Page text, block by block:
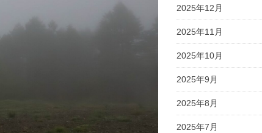
2025年12月
2025年11月
2025年10月
2025年9月
2025年8月
2025年7月